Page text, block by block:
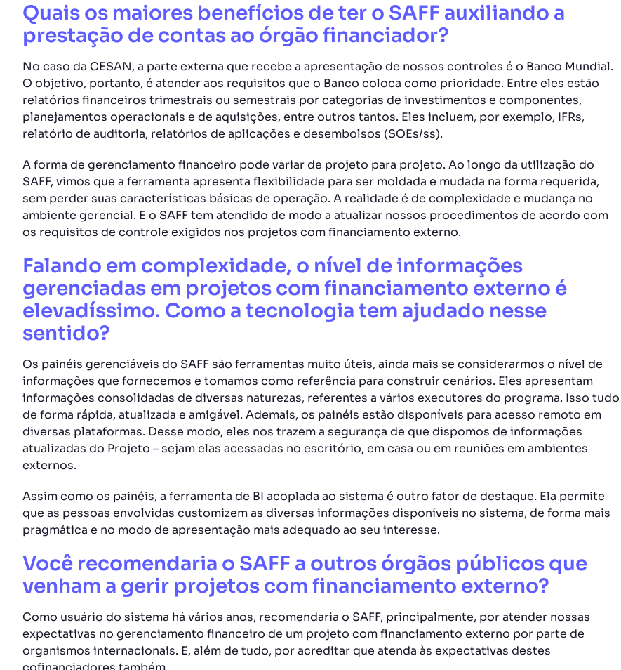
Quais os maiores benefícios de ter o SAFF auxiliando a
prestação de contas ao órgão financiador?
No caso da CESAN, a parte externa que recebe a apresentação de nossos controles é o Banco Mundial.
O objetivo, portanto, é atender aos requisitos que o Banco coloca como prioridade. Entre eles estão
relatórios financeiros trimestrais ou semestrais por categorias de investimentos e componentes,
planejamentos operacionais e de aquisições, entre outros tantos. Eles incluem, por exemplo, IFRs,
relatório de auditoria, relatórios de aplicações e desembolsos (SOEs/ss).
A forma de gerenciamento financeiro pode variar de projeto para projeto. Ao longo da utilização do
SAFF, vimos que a ferramenta apresenta flexibilidade para ser moldada e mudada na forma requerida,
sem perder suas características básicas de operação. A realidade é de complexidade e mudança no
ambiente gerencial. E o SAFF tem atendido de modo a atualizar nossos procedimentos de acordo com
os requisitos de controle exigidos nos projetos com financiamento externo.
Falando em complexidade, o nível de informações
gerenciadas em projetos com financiamento externo é
elevadíssimo. Como a tecnologia tem ajudado nesse
sentido?
Os painéis gerenciáveis do SAFF são ferramentas muito úteis, ainda mais se considerarmos o nível de
informações que fornecemos e tomamos como referência para construir cenários. Eles apresentam
informações consolidadas de diversas naturezas, referentes a vários executores do programa. Isso tudo
de forma rápida, atualizada e amigável. Ademais, os painéis estão disponíveis para acesso remoto em
diversas plataformas. Desse modo, eles nos trazem a segurança de que dispomos de informações
atualizadas do Projeto – sejam elas acessadas no escritório, em casa ou em reuniões em ambientes
externos.
Assim como os painéis, a ferramenta de BI acoplada ao sistema é outro fator de destaque. Ela permite
que as pessoas envolvidas customizem as diversas informações disponíveis no sistema, de forma mais
pragmática e no modo de apresentação mais adequado ao seu interesse.
Você recomendaria o SAFF a outros órgãos públicos que
venham a gerir projetos com financiamento externo?
Como usuário do sistema há vários anos, recomendaria o SAFF, principalmente, por atender nossas
expectativas no gerenciamento financeiro de um projeto com financiamento externo por parte de
organismos internacionais. E, além de tudo, por acreditar que atenda às expectativas destes